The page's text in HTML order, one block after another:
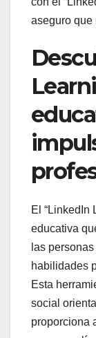
aseguro que
El “LinkedIn
educativa
las
habilidades
Esta
social
proporciona